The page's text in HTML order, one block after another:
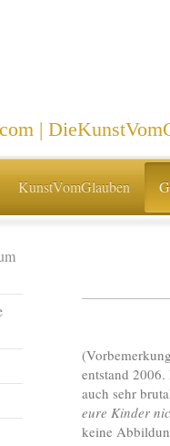
|
KunstVomGlauben
entstand
auch sehr
eure Kinder
keine